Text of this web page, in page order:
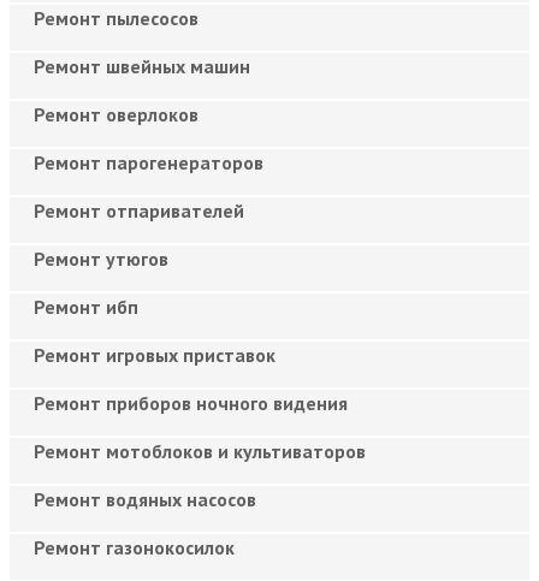
Ремонт пылесосов
Ремонт швейных машин
Ремонт оверлоков
Ремонт парогенераторов
Ремонт отпаривателей
Ремонт утюгов
Ремонт ибп
Ремонт игровых приставок
Ремонт приборов ночного видения
Ремонт мотоблоков и культиваторов
Ремонт водяных насосов
Ремонт газонокосилок